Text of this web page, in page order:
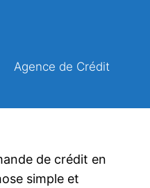
Agence de Crédit
de crédit en
simple et